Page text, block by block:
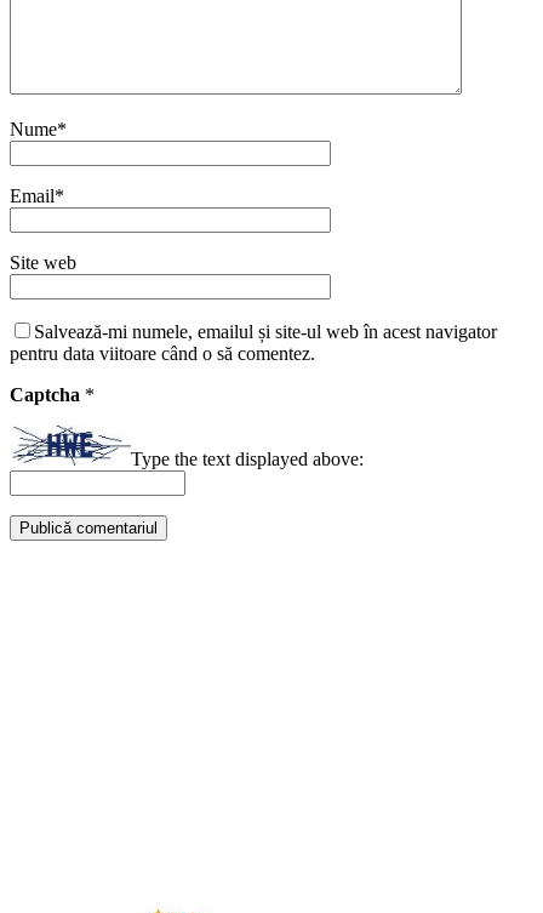
Nume*
Email*
Site web
Salvează-mi numele, emailul și site-ul web în acest navigator
pentru data viitoare când o să comentez.
Captcha *
Type the text displayed above: